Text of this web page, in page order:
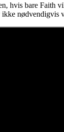
hvis bare
nødvendigvis